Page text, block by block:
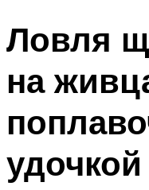
Ловля
на
удочкой